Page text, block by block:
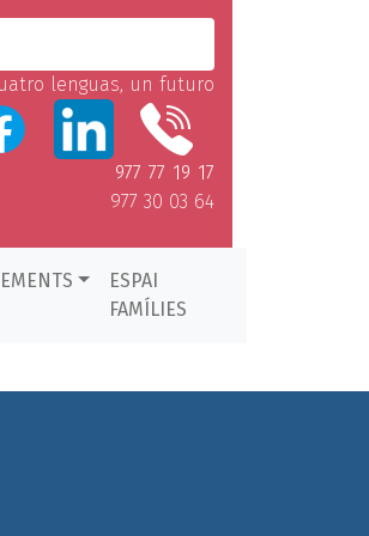
lenguas, un futuro
977 77 19 17
977 30 03 64
ESPAI
FAMÍLIES